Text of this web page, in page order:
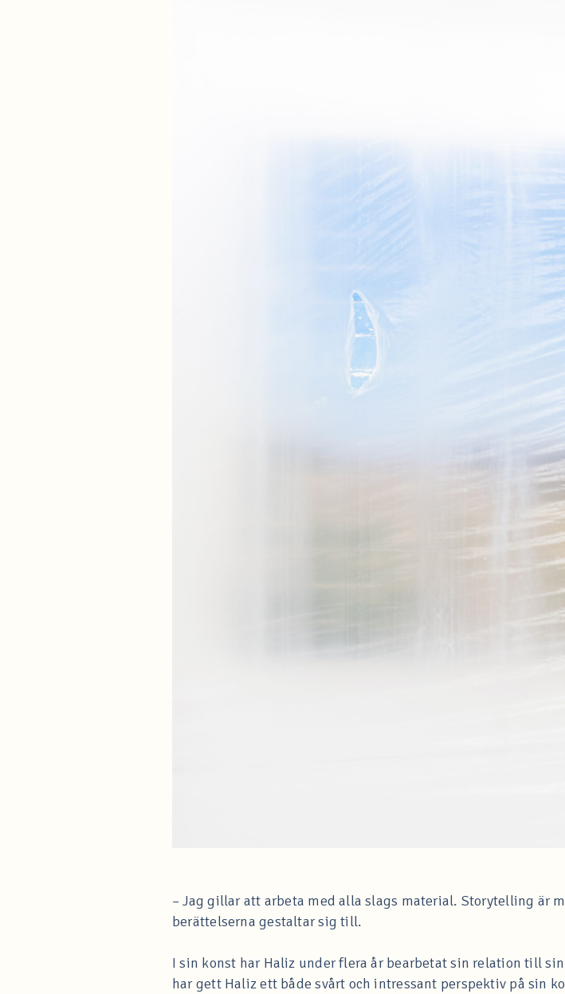
– Jag gillar att arbeta med alla slags material. Storytelling är
berättelserna gestaltar sig till.
I sin konst har Haliz under flera år bearbetat sin relation till
har gett Haliz ett både svårt och intressant perspektiv på sin